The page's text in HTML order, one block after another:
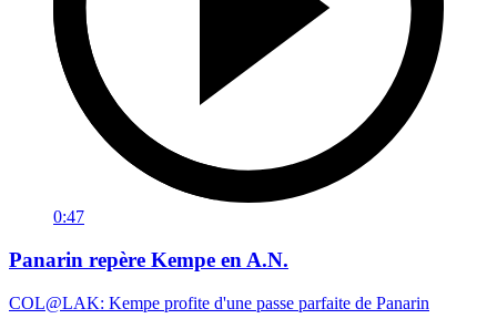
0:47
Panarin repère Kempe en A.N.
COL@LAK: Kempe profite d'une passe parfaite de Panarin